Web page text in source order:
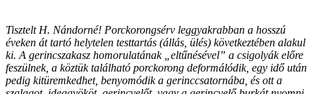
Tisztelt H. Nándorné! Porckorongsérv leggyakrabban a hosszú
éveken át tartó helytelen testtartás (állás, ülés) következtében alakul
ki. A gerincszakasz homorulatának „eltűnésével” a csigolyák előre
feszülnek, a köztük található porckorong deformálódik, egy idő után
pedig kitüremkedhet, benyomódik a gerinccsatornába, és ott a